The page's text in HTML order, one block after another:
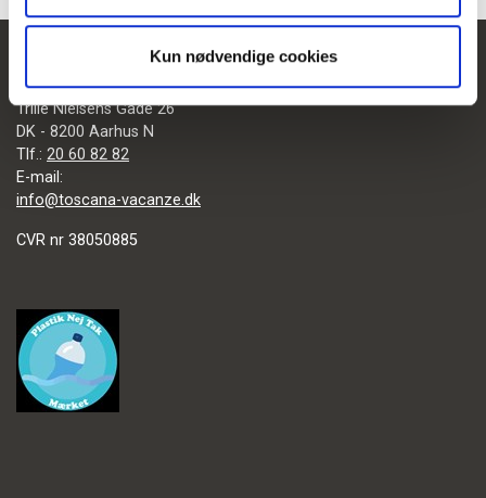
Kun nødvendige cookies
TOSCANA-VACANZE APS
Trille Nielsens Gade 26
DK - 8200 Aarhus N
Tlf.: 20 60 82 82
E-mail:
info@toscana-vacanze.dk
CVR nr 38050885